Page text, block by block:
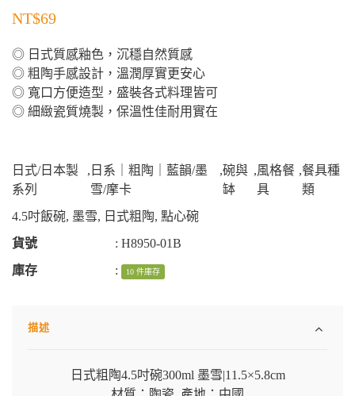
NT$69
◎ 日式質感釉色，沉穩自然質感
◎ 粗陶手感設計，溫潤厚實更安心
◎ 寬口方便造型，盛裝各式料理皆可
◎ 細緻瓷質燒製，保溫性佳耐用實在
日式/日本製
系列
, 日系｜粗陶｜藍韻/墨
雪/摩卡
,碗與
缽
,風格餐
具
,餐具種
類
4.5吋飯碗, 墨雪, 日式粗陶, 點心碗
貨號
: H8950-01B
庫存
: 10 件庫存
描述
日式粗陶4.5吋碗300ml 墨雪|11.5×5.8cm